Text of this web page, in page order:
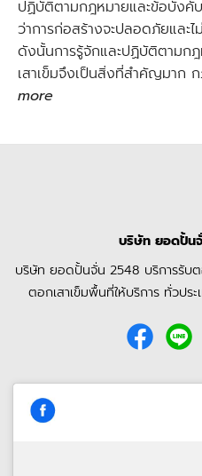
ปฏิบัติตามกฎหมายและข้อบังคั
ว่าการก่อสร้างจะปลอดภัยและ
ดังนั้นการรู้จักและปฏิบัติตามก
เสาเข็มจึงเป็นสิ่งที่สำคัญมาก
more
บริษัท ยอดปั้น
บริษัท ยอดปั้นจั่น 2548 บริการรับ
ตอกเสาเข็มพื้นที่ให้บริการ ทั่วประ